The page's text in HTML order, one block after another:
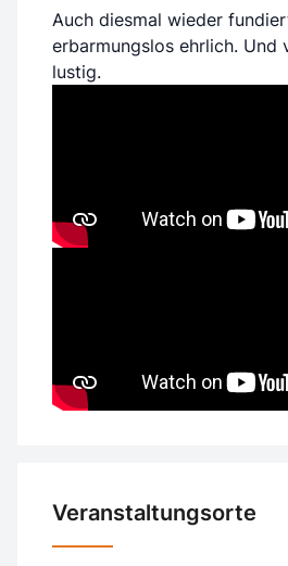
Auch diesmal wieder
erbarmungslos ehrlich. Und
lustig.
Veranstaltungsorte